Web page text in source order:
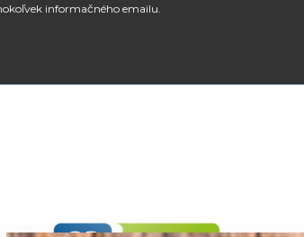
informačného emailu.